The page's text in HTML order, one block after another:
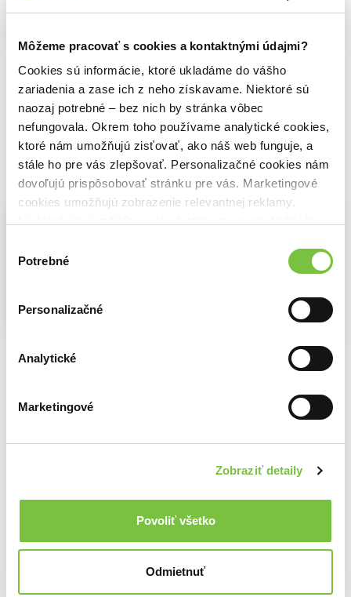
Môžeme pracovať s cookies a kontaktnými údajmi?
Cookies sú informácie, ktoré ukladáme do vášho
zariadenia a zase ich z neho získavame. Niektoré sú
naozaj potrebné – bez nich by stránka vôbec
nefungovala. Okrem toho používame analytické cookies,
ktoré nám umožňujú zisťovať, ako náš web funguje, a
stále ho pre vás zlepšovať. Personalizačné cookies nám
dovoľujú prispôsobovať stránku pre vás. Marketingové
cookies umožňujú zobrazenie relevantnej reklamy.
cookies.
súhlasu
Potrebné
Personalizačné
Analytické
Marketingové
Zobraziť detaily
Povoliť všetko
Odmietnuť
Surrealizmus
Amy Dempsey
8,10€
Amy Dempsey
9,40€
Amy Dempsey
9,40€
Vybrané pre teba
Príbeh umenia
Ernst H. Gombrich
Ďalšie z kategórie Knihy o dejinách umenia
Viac z tejto kategórie